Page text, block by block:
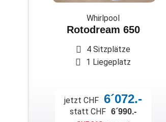
Whirlpool
Rotodream 650
4 Sitzplätze
1 Liegeplatz
jetzt CHF 6´072.-
statt CHF 6´990.-